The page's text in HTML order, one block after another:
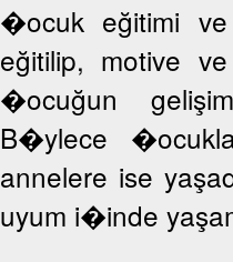
�ocuk eğitimi ve
eğitilip, motive
�ocuğun
B�ylece
annelere ise
uyum i�inde